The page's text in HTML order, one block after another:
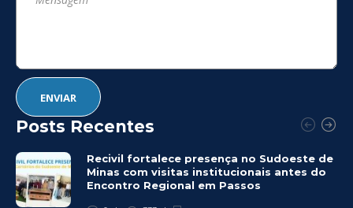
Posts Recentes
Recivil fortalece presença no Sudoeste de
Minas com visitas institucionais antes do
Encontro Regional em Passos